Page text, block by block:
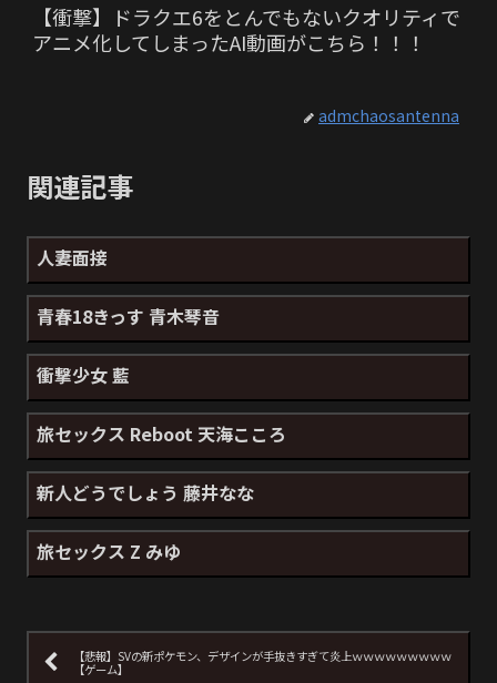
【衝撃】ドラクエ6をとんでもないクオリティで
アニメ化してしまったAI動画がこちら！！！
admchaosantenna
関連記事
人妻面接
青春18きっす 青木琴音
衝撃少女 藍
旅セックス Reboot 天海こころ
新人どうでしょう 藤井なな
旅セックス Z みゆ
【悲報】SVの新ポケモン、デザインが手抜きすぎて炎上ｗｗｗｗｗｗｗｗｗ
【ゲーム】